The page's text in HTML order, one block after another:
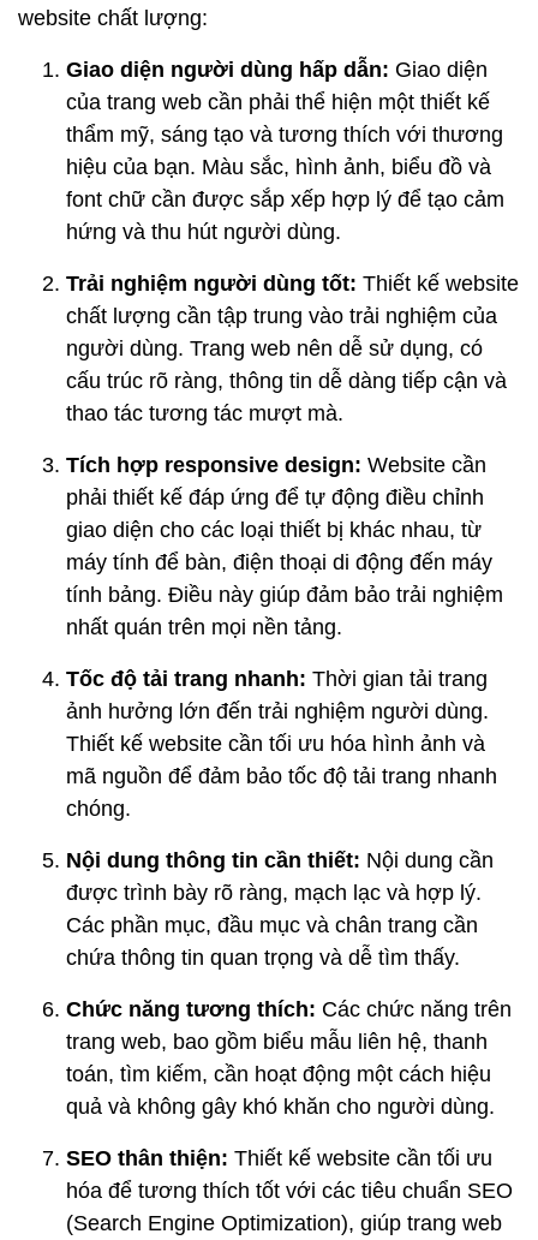
website chất lượng:
Giao diện người dùng hấp dẫn: Giao diện
của trang web cần phải thể hiện một thiết kế
thẩm mỹ, sáng tạo và tương thích với thương
hiệu của bạn. Màu sắc, hình ảnh, biểu đồ và
font chữ cần được sắp xếp hợp lý để tạo cảm
hứng và thu hút người dùng.
Trải nghiệm người dùng tốt: Thiết kế website
chất lượng cần tập trung vào trải nghiệm của
người dùng. Trang web nên dễ sử dụng, có
cấu trúc rõ ràng, thông tin dễ dàng tiếp cận và
thao tác tương tác mượt mà.
Tích hợp responsive design: Website cần
phải thiết kế đáp ứng để tự động điều chỉnh
giao diện cho các loại thiết bị khác nhau, từ
máy tính để bàn, điện thoại di động đến máy
tính bảng. Điều này giúp đảm bảo trải nghiệm
nhất quán trên mọi nền tảng.
Tốc độ tải trang nhanh: Thời gian tải trang
ảnh hưởng lớn đến trải nghiệm người dùng.
Thiết kế website cần tối ưu hóa hình ảnh và
mã nguồn để đảm bảo tốc độ tải trang nhanh
chóng.
Nội dung thông tin cần thiết: Nội dung cần
được trình bày rõ ràng, mạch lạc và hợp lý.
Các phần mục, đầu mục và chân trang cần
chứa thông tin quan trọng và dễ tìm thấy.
Chức năng tương thích: Các chức năng trên
trang web, bao gồm biểu mẫu liên hệ, thanh
toán, tìm kiếm, cần hoạt động một cách hiệu
quả và không gây khó khăn cho người dùng.
SEO thân thiện: Thiết kế website cần tối ưu
hóa để tương thích tốt với các tiêu chuẩn SEO
(Search Engine Optimization), giúp trang web